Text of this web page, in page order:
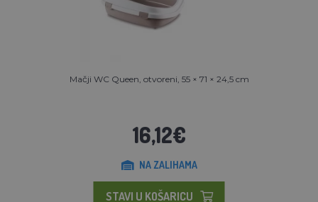
Mačji WC Queen, otvoreni, 55 × 71 × 24,5 cm
16,12€
NA ZALIHAMA
STAVI U KOŠARICU